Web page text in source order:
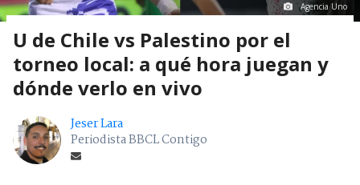
Agencia Uno
U de Chile vs Palestino por el
torneo local: a qué hora juegan y
dónde verlo en vivo
Jeser Lara
Periodista BBCL Contigo